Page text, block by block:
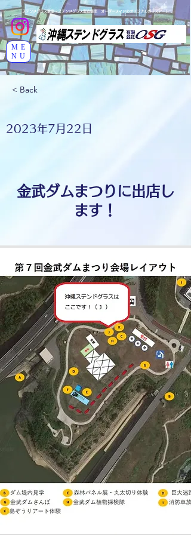
ステンドグラス教室・ステンドグラス製造販売 オーダーメイドのオリジナルガラスアート
ME
NU
< Back
2023年7月22日
金武ダムまつりに出店し
ます！